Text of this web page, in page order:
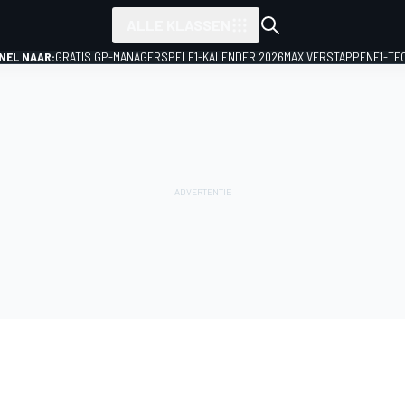
NAAR:GRATIS GP-MANAGERSPEL F1-KALENDER 2026MAX VERSTAPPENF1-